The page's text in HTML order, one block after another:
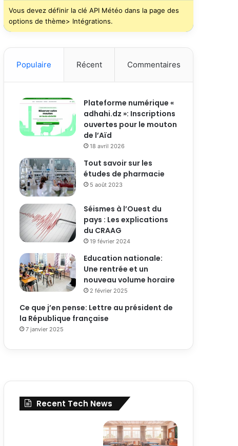
Vous devez définir la clé API Météo dans la page des
options de thème> Intégrations.
Populaire Récent Commentaires
Plateforme numérique «
adhahi.dz »: Inscriptions
ouvertes pour le mouton
de l’Aïd
18 avril 2026
Tout savoir sur les
études de pharmacie
5 août 2023
Séismes à l’Ouest du
pays : Les explications
du CRAAG
19 février 2024
Education nationale:
Une rentrée et un
nouveau volume horaire
2 février 2025
Ce que j’en pense: Lettre au président de
la République française
7 janvier 2025
Recent Tech News